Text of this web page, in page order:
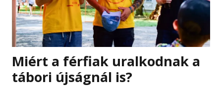
Miért a férfiak uralkodnak a
tábori újságnál is?